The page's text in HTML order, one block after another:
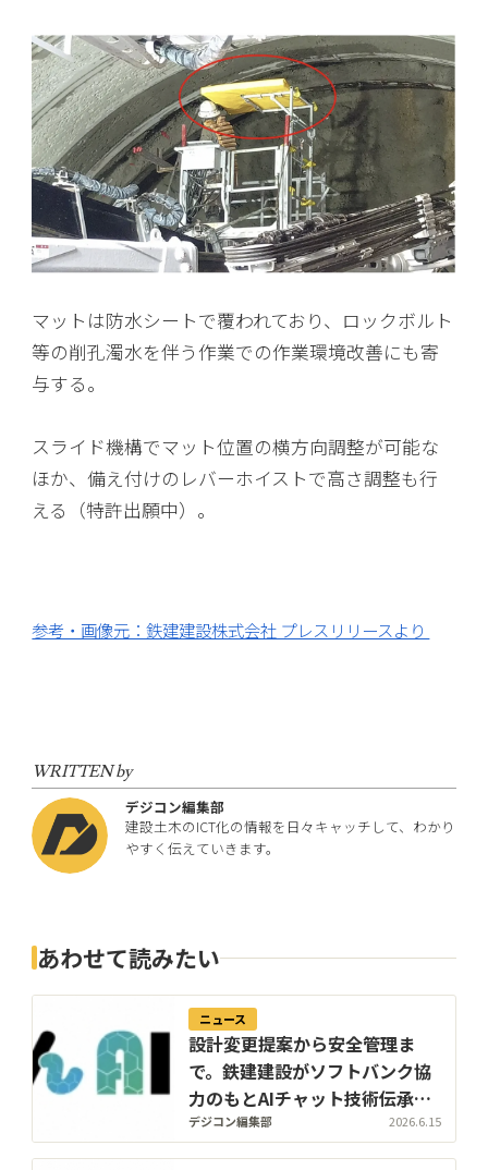
マットは防水シートで覆われており、ロックボルト
等の削孔濁水を伴う作業での作業環境改善にも寄
与する。
スライド機構でマット位置の横方向調整が可能な
ほか、備え付けのレバーホイストで高さ調整も行
える（特許出願中）。
参考・画像元：鉄建建設株式会社 プレスリリースより
WRITTEN by
デジコン編集部
建設土木のICT化の情報を日々キャッチして、わかり
やすく伝えていきます。
あわせて読みたい
ニュース
設計変更提案から安全管理ま
で。鉄建建設がソフトバンク協
力のもとAIチャット技術伝承機
能を開発し社内公開
デジコン編集部 2026.6.15